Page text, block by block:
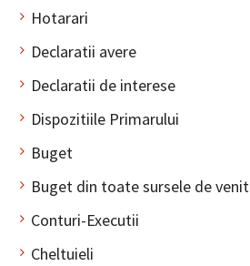
Hotarari
Declaratii avere
Declaratii de interese
Dispozitiile Primarului
Buget
Buget din toate sursele de venit
Conturi-Executii
Cheltuieli